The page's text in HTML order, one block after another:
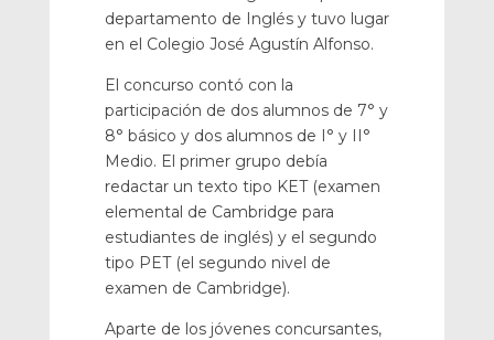
departamento de Inglés y tuvo lugar
en el Colegio José Agustín Alfonso.
El concurso contó con la
participación de dos alumnos de 7° y
8° básico y dos alumnos de I° y II°
Medio. El primer grupo debía
redactar un texto tipo KET (examen
elemental de Cambridge para
estudiantes de inglés) y el segundo
tipo PET (el segundo nivel de
examen de Cambridge).
Aparte de los jóvenes concursantes,